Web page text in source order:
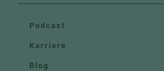
Podcast
Karriere
Blog